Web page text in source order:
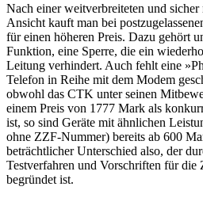
Nach einer weitverbreiteten und
Ansicht kauft man bei
für einen höheren Preis. Dazu gehört
Funktion, eine Sperre, die ein
Leitung verhindert. Auch fehlt eine
Telefon in Reihe mit dem Modem
obwohl das CTK unter seinen
einem Preis von 1777 Mark als
ist, so sind Geräte mit ähnlichen
ohne ZZF-Nummer) bereits ab 600
beträchtlicher Unterschied also, der
Testverfahren und Vorschriften für die
begründet ist.